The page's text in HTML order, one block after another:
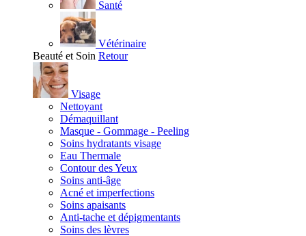
Santé
Vétérinaire
Beauté et Soin Retour
Visage
Nettoyant
Démaquillant
Masque - Gommage - Peeling
Soins hydratants visage
Eau Thermale
Contour des Yeux
Soins anti-âge
Acné et imperfections
Soins apaisants
Anti-tache et dépigmentants
Soins des lèvres